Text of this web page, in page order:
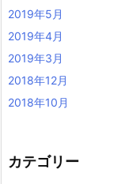
2019年5月
2019年4月
2019年3月
2018年12月
2018年10月
カテゴリー